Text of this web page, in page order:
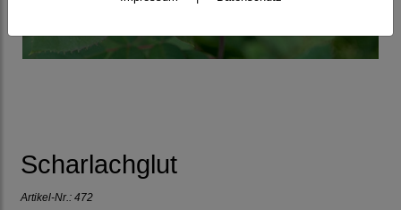
Scharlachglut
Artikel-Nr.: 472